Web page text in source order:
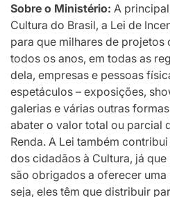
Sobre o Ministério: A
Cultura do Brasil, a Lei de
para que milhares de projetos
todos os anos, em todas as
dela, empresas e pessoas
espetáculos – exposições,
galerias e várias outras
abater o valor total ou parcial
Renda. A Lei também
dos cidadãos à Cultura, já
são obrigados a oferecer
seja, eles têm que distribuir